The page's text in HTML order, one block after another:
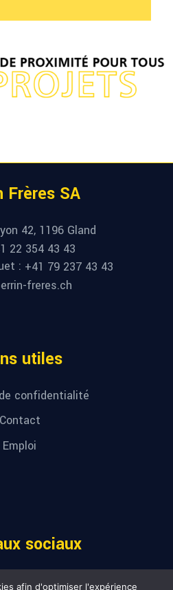
Frères SA
42, 1196 Gland
22 354 43 43
: +41 79 237 43 43
freres.ch
utiles
confidentialité
Contact
Emploi
sociaux
afin d'optimiser l'expérience